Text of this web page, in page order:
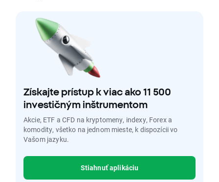
Získajte prístup k viac ako 11 500
investičným inštrumentom
Akcie, ETF a CFD na kryptomeny, indexy, Forex a
komodity, všetko na jednom mieste, k dispozícii vo
Vašom jazyku.
Stiahnuť aplikáciu